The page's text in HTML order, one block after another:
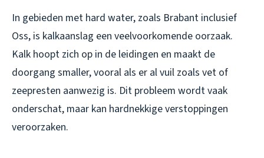
In gebieden met hard water, zoals Brabant inclusief
Oss, is kalkaanslag een veelvoorkomende oorzaak.
Kalk hoopt zich op in de leidingen en maakt de
doorgang smaller, vooral als er al vuil zoals vet of
zeepresten aanwezig is. Dit probleem wordt vaak
onderschat, maar kan hardnekkige verstoppingen
veroorzaken.